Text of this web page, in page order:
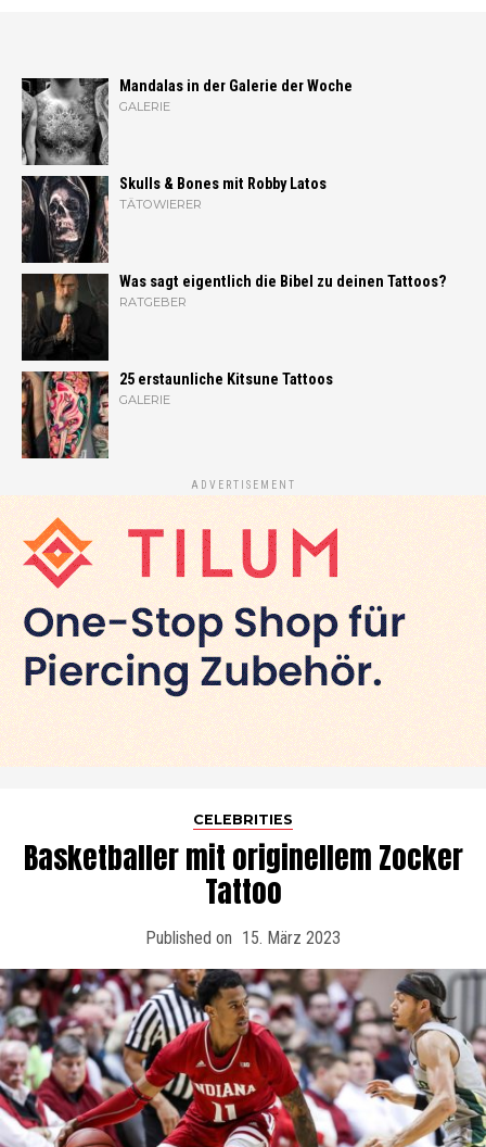
Mandalas in der Galerie der Woche
GALERIE
Skulls & Bones mit Robby Latos
TÄTOWIERER
Was sagt eigentlich die Bibel zu deinen Tattoos?
RATGEBER
25 erstaunliche Kitsune Tattoos
GALERIE
ADVERTISEMENT
CELEBRITIES
Basketballer mit originellem Zocker
Tattoo
Published on 15. März 2023